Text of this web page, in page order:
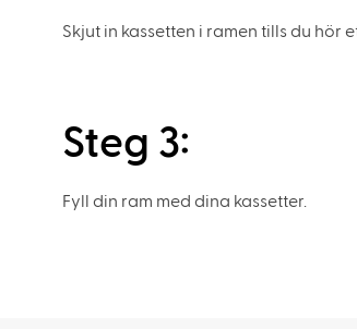
Skjut in kassetten i ramen tills du hör
Steg 3:
Fyll din ram med dina kassetter.